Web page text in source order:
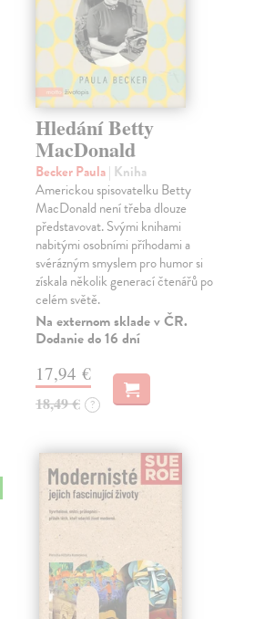
Hledání Betty
MacDonald
Becker Paula| Kniha
Americkou spisovatelku Betty
MacDonald není třeba dlouze
představovat. Svými knihami
nabitými osobními příhodami a
svérázným smyslem pro humor si
získala několik generací čtenářů po
celém světě.
Na externom sklade v ČR.
Dodanie do 16 dní
17,94 €
18,49 € ?